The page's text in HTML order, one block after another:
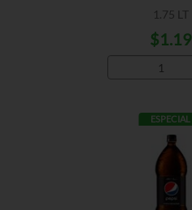
1.75 LT
$1.19
ESPECIAL